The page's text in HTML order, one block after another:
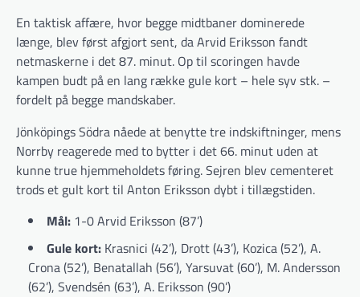
En taktisk affære, hvor begge midtbaner dominerede
længe, blev først afgjort sent, da Arvid Eriksson fandt
netmaskerne i det 87. minut. Op til scoringen havde
kampen budt på en lang række gule kort – hele syv stk. –
fordelt på begge mandskaber.
Jönköpings Södra nåede at benytte tre indskiftninger, mens
Norrby reagerede med to bytter i det 66. minut uden at
kunne true hjemmeholdets føring. Sejren blev cementeret
trods et gult kort til Anton Eriksson dybt i tillægstiden.
Mål: 1-0 Arvid Eriksson (87’)
Gule kort: Krasnici (42’), Drott (43’), Kozica (52’), A.
Crona (52’), Benatallah (56’), Yarsuvat (60’), M. Andersson
(62’), Svendsén (63’), A. Eriksson (90’)